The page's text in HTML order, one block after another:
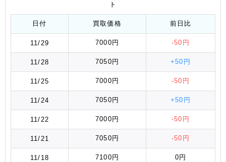
ト
日付 買取価格 前日比
11/29 7000円 -50円
11/28 7050円 +50円
11/25 7000円 -50円
11/24 7050円 +50円
11/22 7000円 -50円
11/21 7050円 -50円
11/18 7100円 0円